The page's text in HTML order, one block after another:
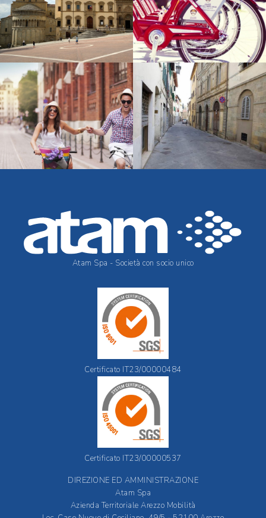
Atam Spa - Società con socio unico
Certificato IT23/00000484
Certificato IT23/00000537
DIREZIONE ED AMMINISTRAZIONE
Atam Spa
Azienda Territoriale Arezzo Mobilità